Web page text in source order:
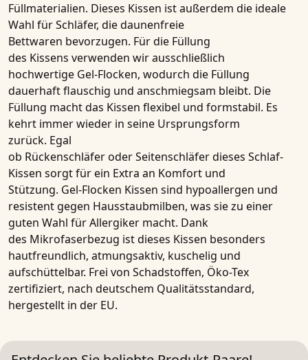
Füllmaterialien. Dieses Kissen ist außerdem die ideale
Wahl für Schläfer, diedaunenfreie
Bettwaren bevorzugen. Für die Füllung
des Kissens verwenden wir ausschließlich
hochwertige Gel-Flocken, wodurch die Füllung
dauerhaft flauschig und anschmiegsam bleibt. Die
Füllung macht das Kissen flexibel und formstabil. Es
kehrt immer wieder in seine Ursprungsform
zurück. Egal
ob RückenschläferoderSeitenschläferdieses Schlaf-
Kissen sorgt für ein Extra an Komfort und
Stützung. Gel-Flocken Kissen sind hypoallergen und
resistent gegen Hausstaubmilben, was sie zu einer
guten Wahl fürAllergiker macht. Dank
des Mikrofaserbezug ist dieses Kissen besonders
hautfreundlich, atmungsaktiv, kuschelig und
aufschüttelbar. Frei von Schadstoffen, Öko-Tex
zertifiziert, nach deutschem Qualitätsstandard,
hergestellt in der EU.